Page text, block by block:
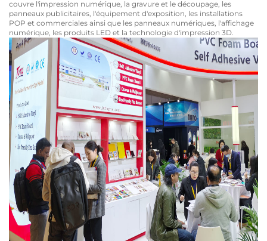
couvre l'impression numérique, la gravure et le découpage, les
panneaux publicitaires, l'équipement d'exposition, les installations
POP et commerciales ainsi que les panneaux numériques, l'affichage
numérique, les produits LED et la technologie d'impression 3D.